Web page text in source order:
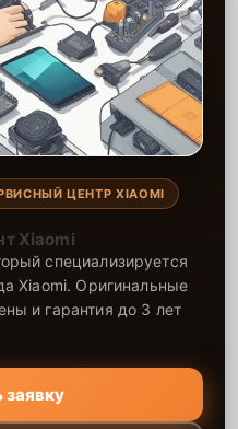
ЦЕНТР XIAOMI
Xiaomi
специализируется
Xiaomi. Оригинальные
и гарантия до 3 лет
заявку